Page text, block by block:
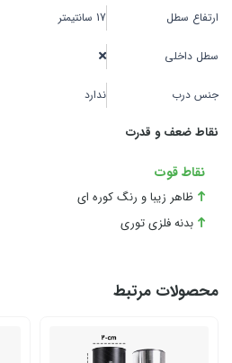
ارتفاع سطل 17 سانتیمتر
سطل داخلی
جنس درب ندارد
نقاط ضعف و قدرت
نقاط قوت
ظاهر زیبا و رنگ کوره ای
بدنه فلزی توری
محصولات مرتبط